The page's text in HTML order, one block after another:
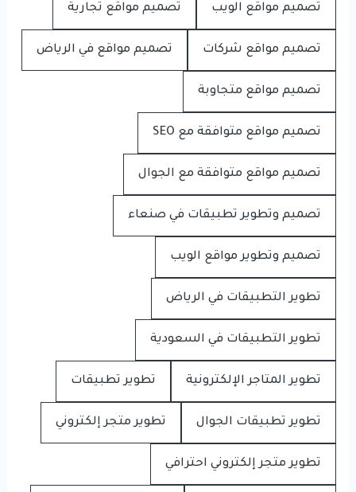
تصميم مواقع الويب تصميم مواقع تجارية
تصميم مواقع شركات تصميم مواقع في الرياض
تصميم مواقع متجاوبة
تصميم مواقع متوافقة مع SEO
تصميم مواقع متوافقة مع الجوال
تصميم وتطوير تطبيقات في صنعاء
تصميم وتطوير مواقع الويب
تطوير التطبيقات في الرياض
تطوير التطبيقات في السعودية
تطوير المتاجر الإلكترونية تطوير تطبيقات
تطوير تطبيقات الجوال تطوير متجر إلكتروني
تطوير متجر إلكتروني احترافي